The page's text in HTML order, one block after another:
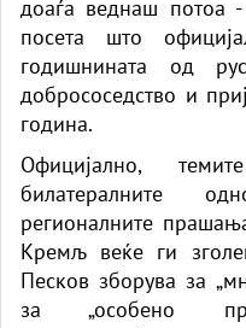
доаѓа веднаш потоа
посета што
годишнината од
добрососедство и
година.
Официјално,
билатералните
регионалните
Кремљ веќе ги
Песков зборува за
за „особено